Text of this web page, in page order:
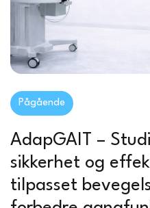
Pågående
AdapGAIT –
sikkerhet og
tilpasset